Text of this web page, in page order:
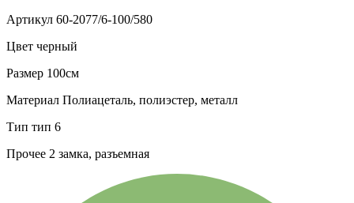
Артикул 60-2077/6-100/580
Цвет черный
Размер 100см
Материал Полиацеталь, полиэстер, металл
Тип тип 6
Прочее 2 замка, разъемная